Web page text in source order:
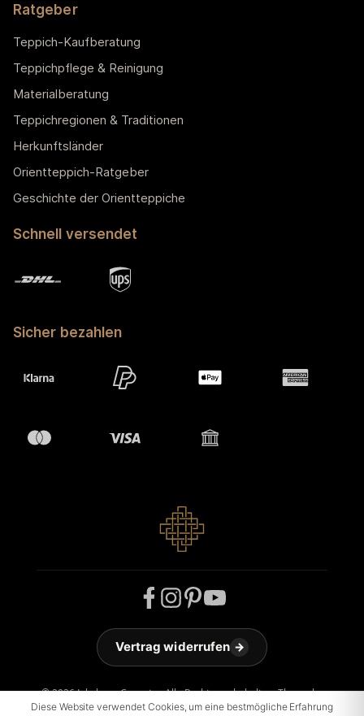
Ratgeber
Teppich-Kaufberatung
Teppichpflege & Reinigung
Materialberatung
Teppichregionen & Traditionen
Herkunftsländer
Orientteppich-Ratgeber
Geschichte der Orientteppiche
Schnell versendet
Sicher bezahlen
© 2026 Jakobson Carpets - Alle Rechte vorbehalten. Theme by
ThemeWare®
Vertrag widerrufen →
Diese Website verwendet Cookies, um eine bestmögliche Erfahrung